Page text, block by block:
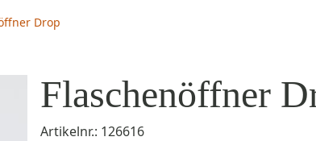
Drop
Flaschenöffner
Artikelnr.: 126616